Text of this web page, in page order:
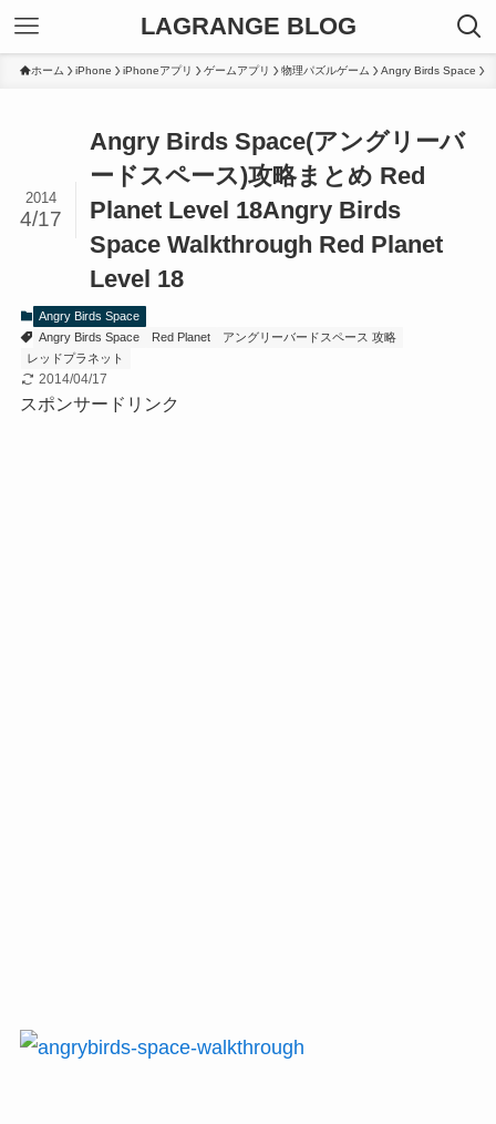
LAGRANGE BLOG
ホーム iPhone iPhoneアプリ ゲームアプリ 物理パズルゲーム Angry Birds Space
Angry Birds Space(アングリーバ
ードスペース)攻略まとめ Red
Planet Level 18Angry Birds
Space Walkthrough Red Planet
Level 18
2014
4/17
Angry Birds Space
Angry Birds Space
Red Planet
アングリーバードスペース 攻略
レッドプラネット
2014/04/17
スポンサードリンク